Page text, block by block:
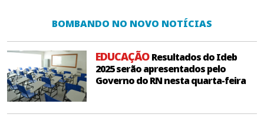
BOMBANDO NO NOVO NOTÍCIAS
EDUCAÇÃOResultados do Ideb
2025 serão apresentados pelo
Governo do RN nesta quarta-feira